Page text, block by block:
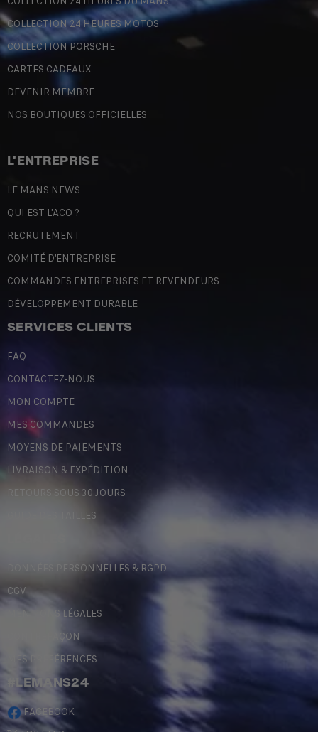
COLLECTION 24 HEURES MOTOS
COLLECTION PORSCHE
CARTES CADEAUX
DEVENIR MEMBRE
NOS BOUTIQUES OFFICIELLES
L'ENTREPRISE
LE MANS NEWS
QUI EST L'ACO ?
RECRUTEMENT
COMITÉ D'ENTREPRISE
COMMANDES ENTREPRISES ET REVENDEURS
DÉVELOPPEMENT DURABLE
SERVICES CLIENTS
FAQ
CONTACTEZ-NOUS
MON COMPTE
MES COMMANDES
MOYENS DE PAIEMENTS
LIVRAISON & EXPÉDITION
RETOURS SOUS 30 JOURS
GUIDE DES TAILLES
DONNÉES PERSONNELLES & RGPD
CGV
MENTIONS LÉGALES
CONTREFAÇON
MES PRÉFÉRENCES
#LEMANS24
FACEBOOK